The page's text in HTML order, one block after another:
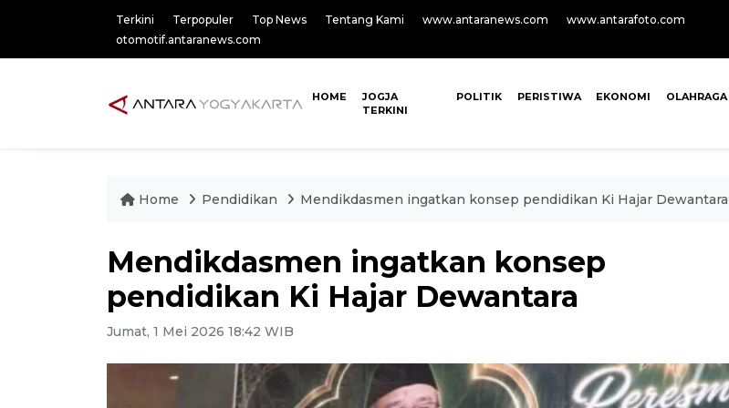
Terkini Terpopuler Top News Tentang Kami www.antaranews.com
www.antarafoto.com
otomotif.antaranews.com
HOME
JOGJA
TERKINI
POLITIK PERISTIWA EKONOMI OLAHRAGA
Home Pendidikan Mendikdasmen ingatkan konsep pendidikan Ki Hajar Dewantara
Mendikdasmen ingatkan konsep
pendidikan Ki Hajar Dewantara
Jumat, 1 Mei 2026 18:42 WIB